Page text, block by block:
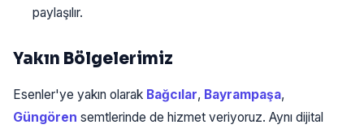
paylaşılır.
Yakın Bölgelerimiz
Esenler'ye yakın olarak Bağcılar, Bayrampaşa,
Güngören semtlerinde de hizmet veriyoruz. Aynı dijital